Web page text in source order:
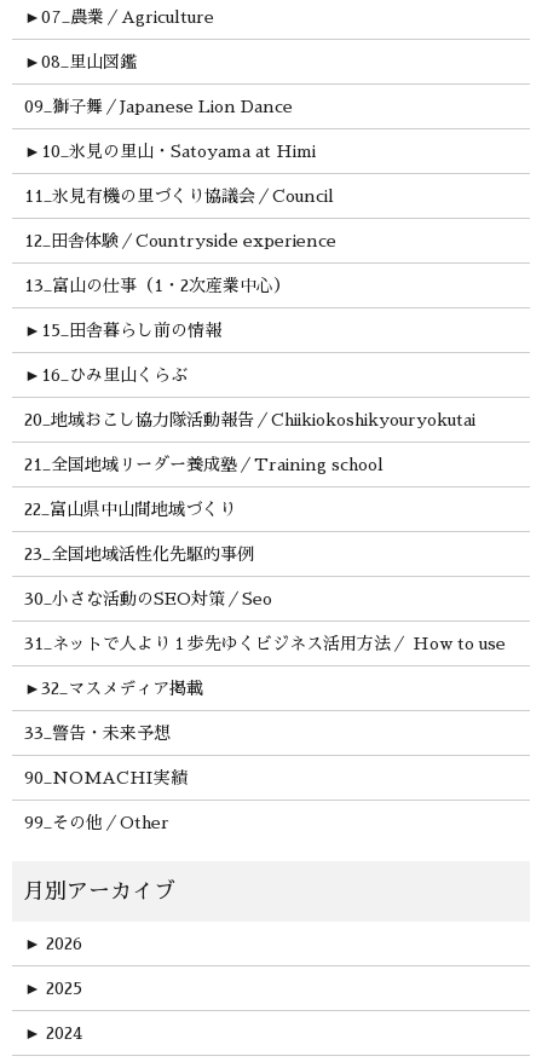
► 07_農業／Agriculture
► 08_里山図鑑
09_獅子舞／Japanese Lion Dance
► 10_氷見の里山・Satoyama at Himi
11_氷見有機の里づくり協議会／Council
12_田舎体験／Countryside experience
13_富山の仕事（1・2次産業中心）
► 15_田舎暮らし前の情報
► 16_ひみ里山くらぶ
20_地域おこし協力隊活動報告／Chiikiokoshikyouryokutai
21_全国地域リーダー養成塾／Training school
22_富山県中山間地域づくり
23_全国地域活性化先駆的事例
30_小さな活動のSEO対策／Seo
31_ネットで人より１歩先ゆくビジネス活用方法／ How to use
► 32_マスメディア掲載
33_警告・未来予想
90_NOMACHI実績
99_その他／Other
► 2026
► 2025
► 2024